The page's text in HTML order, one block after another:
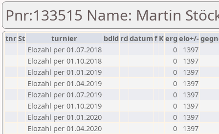
Pnr:133515 Name: Martin
tnrSt turnier bdld rd datumf Kerg elo+/-
Elozahl per 01.07.2018
0
1397
Elozahl per 01.10.2018
0
1397
Elozahl per 01.01.2019
0
1397
Elozahl per 01.04.2019
0
1397
Elozahl per 01.07.2019
0
1397
Elozahl per 01.10.2019
0
1397
Elozahl per 01.01.2020
0
1397
Elozahl per 01.04.2020
0
1397